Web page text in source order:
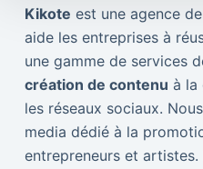
Kikote est une agence de
aide les entreprises à
une gamme de services
création de contenu à la
les réseaux sociaux.
media dédié à la
entrepreneurs et